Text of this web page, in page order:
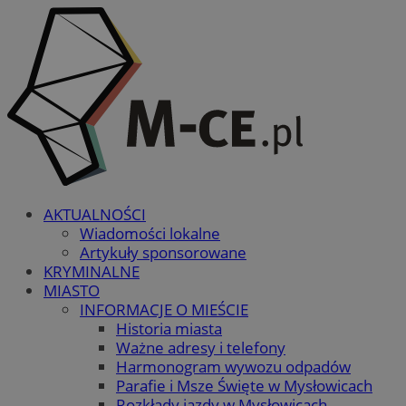
AKTUALNOŚCI
Wiadomości lokalne
Artykuły sponsorowane
KRYMINALNE
MIASTO
INFORMACJE O MIEŚCIE
Historia miasta
Ważne adresy i telefony
Harmonogram wywozu odpadów
Parafie i Msze Święte w Mysłowicach